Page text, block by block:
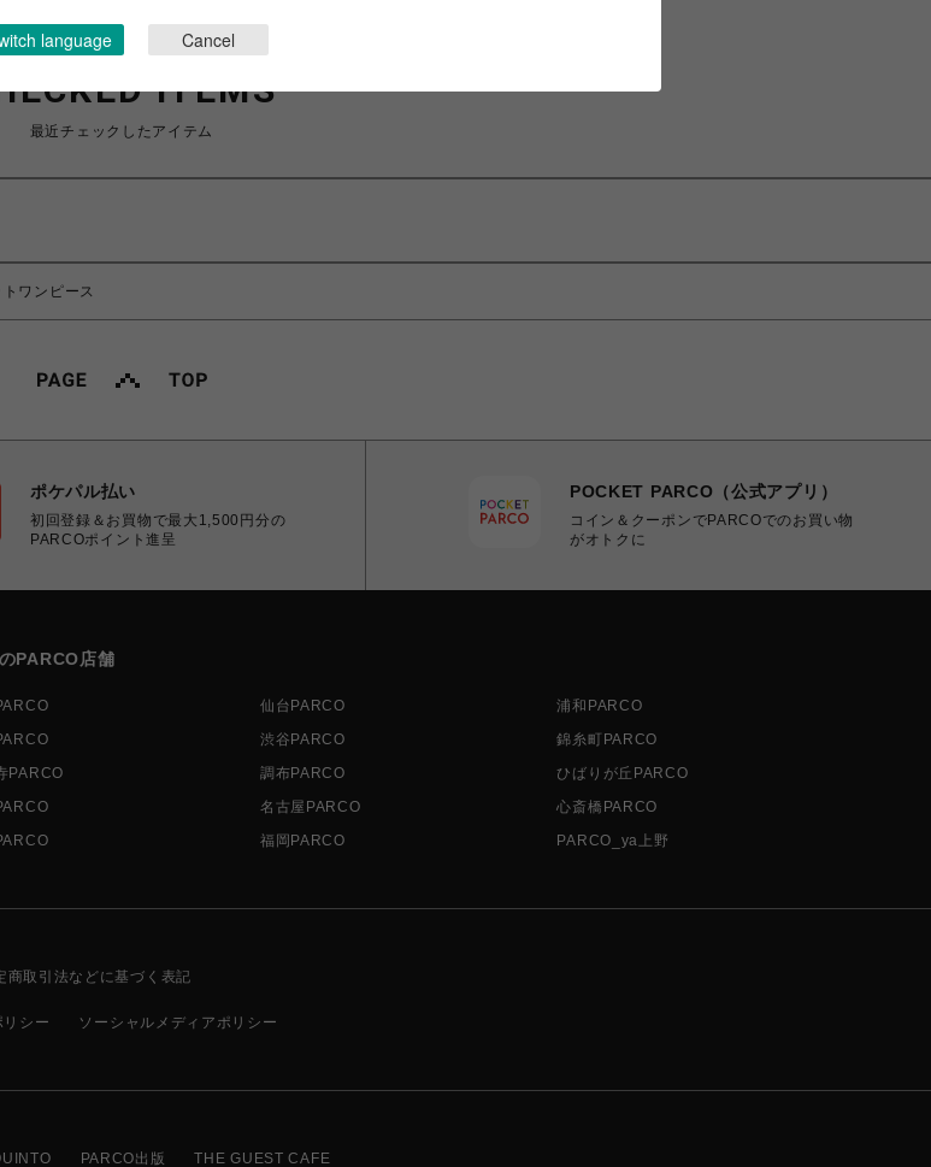
ITEMS
最近チェックしたアイテム
ワンピース
ポケパル払い
初回登録＆お買物で最大1,500円分の
PARCOポイント進呈
POCKET PARCO（公式アプリ）
コイン＆クーポンでPARCOでのお買い物
がオトクに
PARCO店舗
仙台PARCO
浦和PARCO
渋谷PARCO
錦糸町PARCO
PARCO
調布PARCO
ひばりが丘PARCO
名古屋PARCO
心斎橋PARCO
福岡PARCO PARCO_ya上野
商取引法などに基づく表記
リシー ソーシャルメディアポリシー
PARCO出版 THE GUEST CAFE
language Cancel